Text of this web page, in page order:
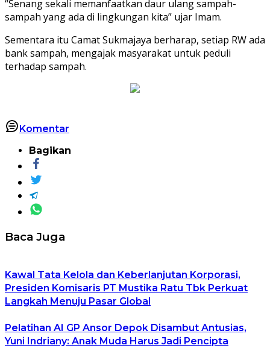
“Senang sekali memanfaatkan daur ulang sampah-
sampah yang ada di lingkungan kita” ujar Imam.
Sementara itu Camat Sukmajaya berharap, setiap RW ada
bank sampah, mengajak masyarakat untuk peduli
terhadap sampah.
Komentar
Bagikan
Baca Juga
Kawal Tata Kelola dan Keberlanjutan Korporasi,
Presiden Komisaris PT Mustika Ratu Tbk Perkuat
Langkah Menuju Pasar Global
Pelatihan AI GP Ansor Depok Disambut Antusias,
Yuni Indriany: Anak Muda Harus Jadi Pencipta